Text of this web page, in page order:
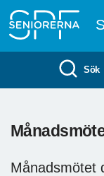
Sök
Månadsmötet